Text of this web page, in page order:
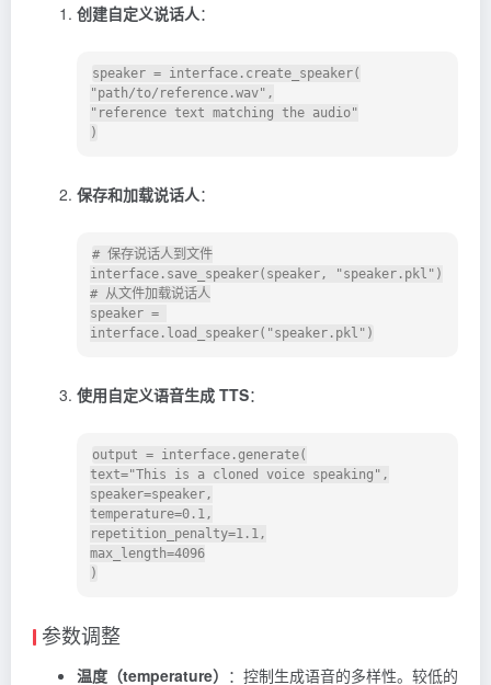
创建自定义说话人：
speaker = interface.create_speaker(
"path/to/reference.wav",
"reference text matching the audio"
保存和加载说话人：
# 保存说话人到文件
interface.save_speaker(speaker, "speaker.pkl")
# 从文件加载说话人
speaker =
使用自定义语音生成 TTS：
output = interface.generate(
text="This is a cloned voice speaking",
speaker=speaker,
temperature=0.1,
repetition_penalty=1.1,
max_length=4096
参数调整
温度（temperature） ：控制生成语音的多样性。较低的